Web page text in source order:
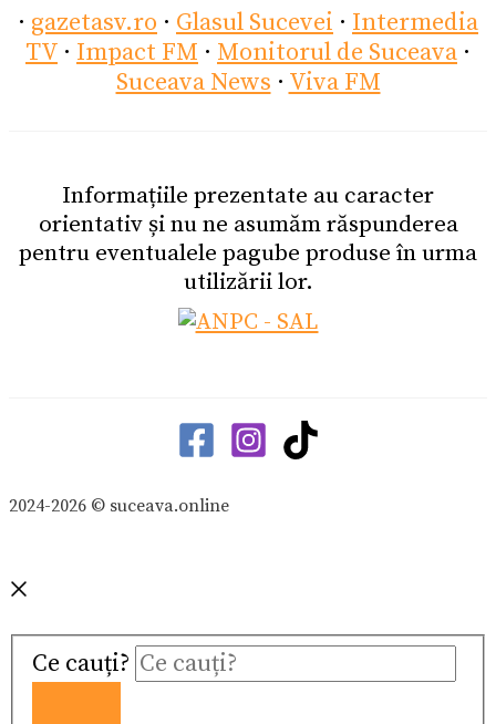
· gazetasv.ro · Glasul Sucevei · Intermedia
TV · Impact FM · Monitorul de Suceava ·
Suceava News · Viva FM
Informațiile prezentate au caracter
orientativ și nu ne asumăm răspunderea
pentru eventualele pagube produse în urma
utilizării lor.
2024-2026 © suceava.online
Ce cauți?